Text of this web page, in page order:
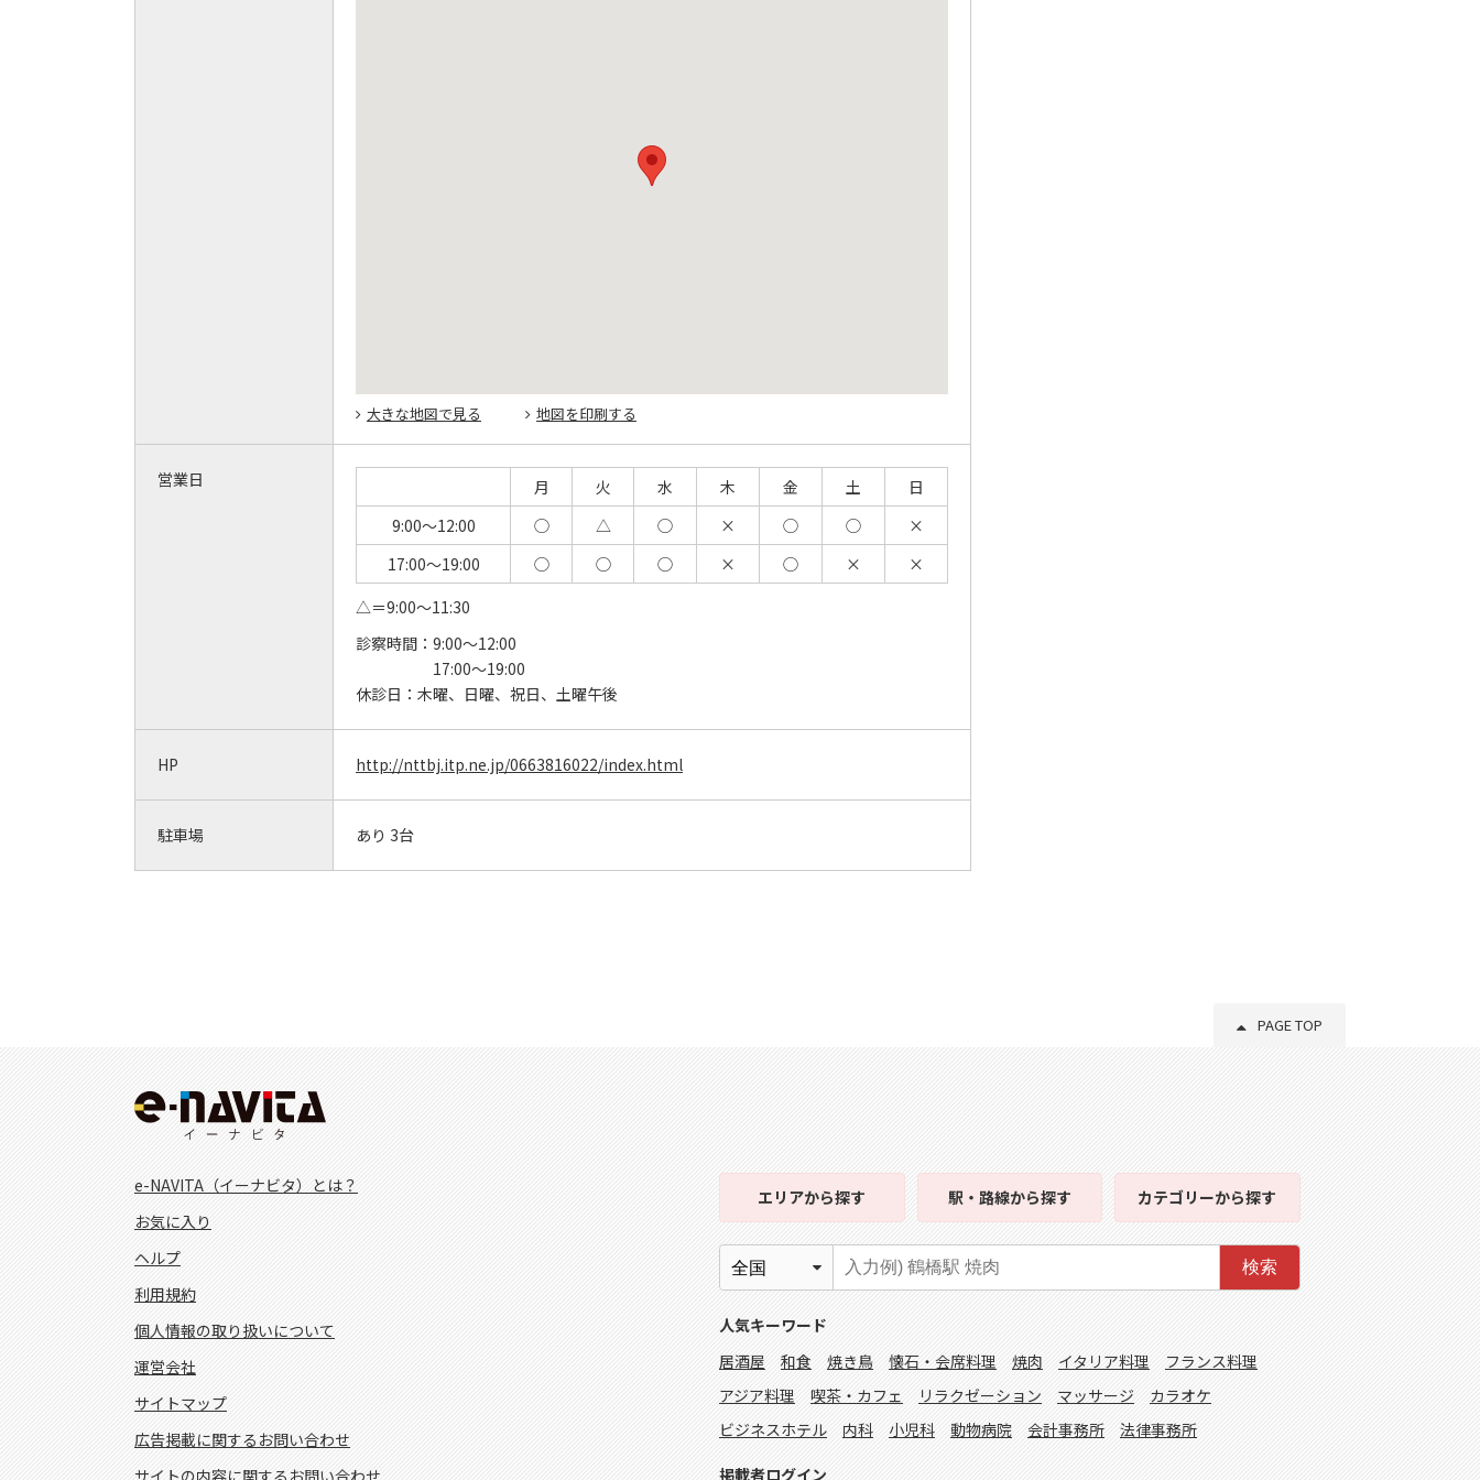
大きな地図で見る 地図を印刷する
営業日 月 火 水 木 金 土
日
9:00～12:00
◯ △ ◯ × ◯ ◯
×
17:00～19:00
◯ ◯ ◯ × ◯ ×
×
△＝9:00～11:30
診察時間： 9:00～12:00
17:00～19:00
休診日： 木曜、日曜、祝日、土曜午後
HP http://nttbj.itp.ne.jp/0663816022/index.html
駐車場 あり 3台
PAGE TOP
e-NAVITA（イーナビタ）とは？
お気に入り
ヘルプ
利用規約
個人情報の取り扱いについて
運営会社
サイトマップ
広告掲載に関するお問い合わせ
サイトの内容に関するお問い合わせ
エリアから探す 駅・路線から探す カテゴリーから探す
検索
人気キーワード
居酒屋
和食 焼き鳥 懐石・会席料理 焼肉 イタリア料理
フランス料理
アジア料理
喫茶・カフェ リラクゼーション マッサージ
カラオケ
ビジネスホテル
内科 小児科 動物病院 会計事務所 法律事務所
掲載者ログイン